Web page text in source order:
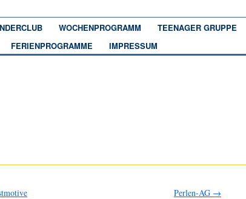
WOCHENPROGRAMM TEENAGER GRUPPE
FERIENPROGRAMME IMPRESSUM
Perlen-AG →